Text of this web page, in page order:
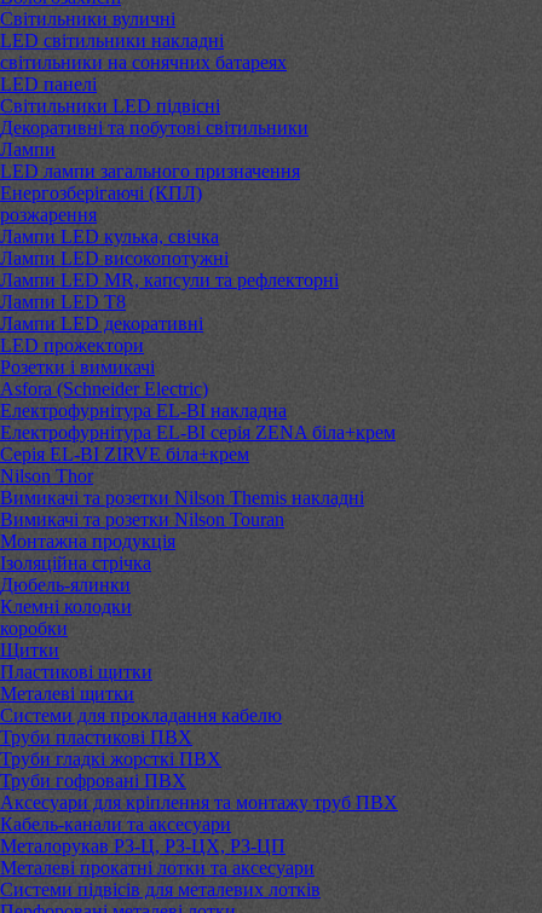
Світильники вуличні
LED світильники накладні
світильники на сонячних батареях
LED панелі
Світильники LED підвісні
Декоративні та побутові світильники
Лампи
LED лампи загального призначення
Енергозберігаючі (КПЛ)
розжарення
Лампи LED кулька, свічка
Лампи LED високопотужні
Лампи LED MR, капсули та рефлекторні
Лампи LED Т8
Лампи LED декоративні
LED прожектори
Розетки і вимикачі
Asfora (Schneider Electric)
Електрофурнітура EL-BI накладна
Електрофурнітура EL-BI серія ZENA біла+крем
Серія EL-BI ZIRVE біла+крем
Nilson Thor
Вимикачі та розетки Nilson Themis накладні
Вимикачі та розетки Nilson Touran
Монтажна продукція
Ізоляційна стрічка
Дюбель-ялинки
Клемні колодки
коробки
Щитки
Пластикові щитки
Металеві щитки
Системи для прокладання кабелю
Труби пластикові ПВХ
Труби гладкі жорсткі ПВХ
Труби гофровані ПВХ
Аксесуари для кріплення та монтажу труб ПВХ
Кабель-канали та аксесуари
Металорукав РЗ-Ц, РЗ-ЦХ, РЗ-ЦП
Металеві прокатні лотки та аксесуари
Системи підвісів для металевих лотків